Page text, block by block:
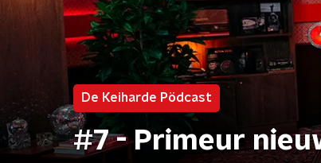
De Keiharde Pödcast
#7 - Primeur